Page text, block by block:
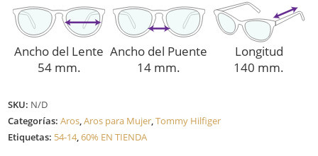
Ancho del Lente
54 mm.
Ancho del Puente
14 mm.
Longitud
140 mm.
SKU: N/D
Categorías:Aros,Aros para Mujer,Tommy Hilfiger
Etiquetas: 54-14,60% EN TIENDA